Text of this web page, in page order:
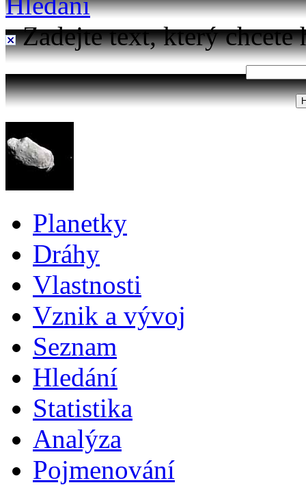
Zadejte text, který chcete
Planetky
Dráhy
Vlastnosti
Vznik a vývoj
Seznam
Hledání
Statistika
Analýza
Pojmenování